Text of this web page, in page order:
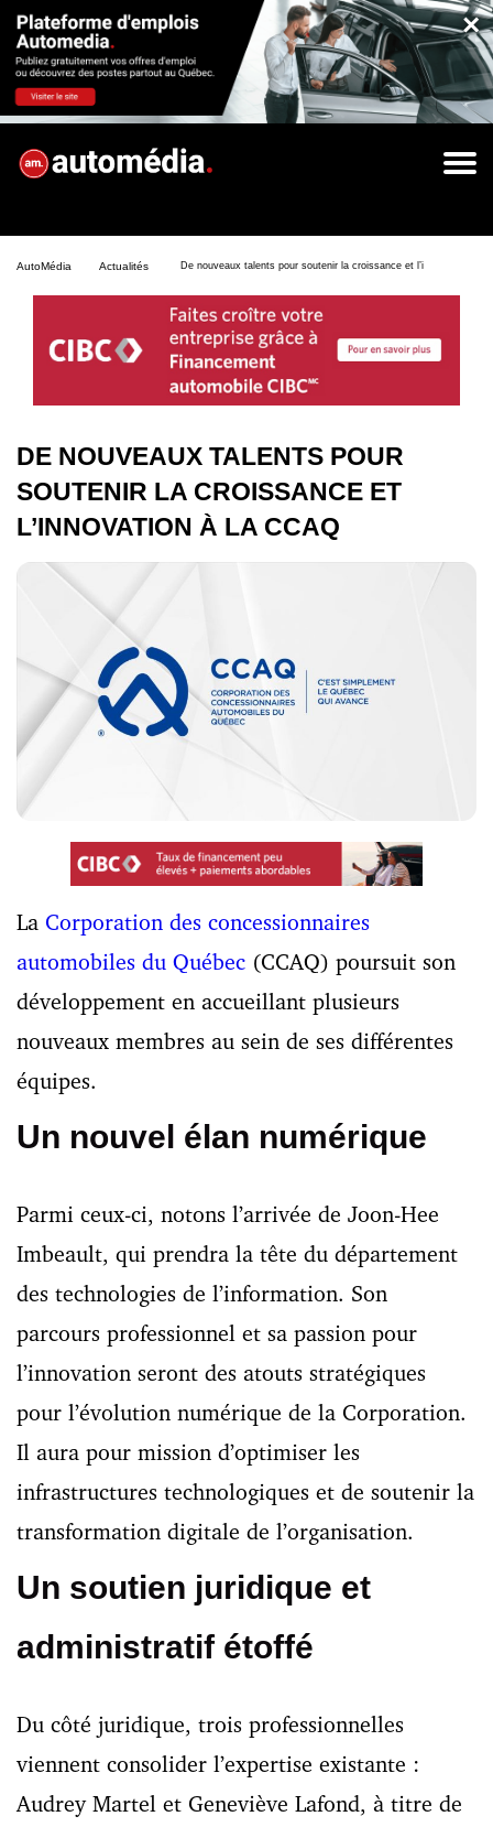
×
AutoMédia Actualités De nouveaux talents pour soutenir la croissance et l’innovation à la
DE NOUVEAUX TALENTS POUR
SOUTENIR LA CROISSANCE ET
L’INNOVATION À LA CCAQ
La Corporation des concessionnaires
automobiles du Québec (CCAQ) poursuit son
développement en accueillant plusieurs
nouveaux membres au sein de ses différentes
équipes.
Un nouvel élan numérique
Parmi ceux-ci, notons l’arrivée de Joon-Hee
Imbeault, qui prendra la tête du département
des technologies de l’information. Son
parcours professionnel et sa passion pour
l’innovation seront des atouts stratégiques
pour l’évolution numérique de la Corporation.
Il aura pour mission d’optimiser les
infrastructures technologiques et de soutenir la
transformation digitale de l’organisation.
Un soutien juridique et
administratif étoffé
Du côté juridique, trois professionnelles
viennent consolider l’expertise existante :
Audrey Martel et Geneviève Lafond, à titre de